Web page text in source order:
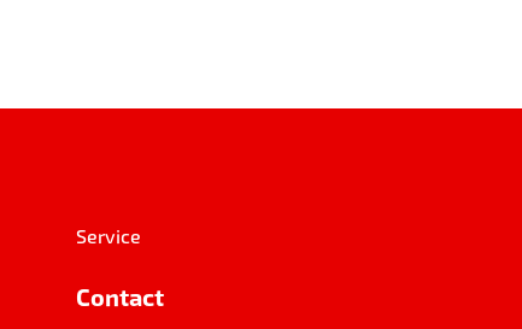
Service
Contact